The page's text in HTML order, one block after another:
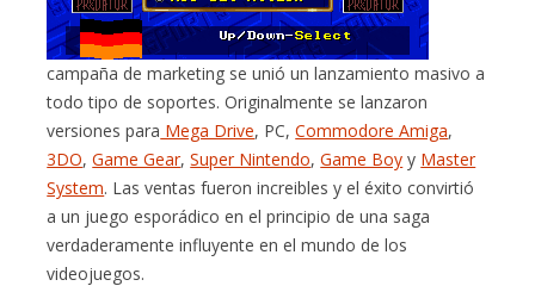
campaña de marketing se unió un lanzamiento masivo a
todo tipo de soportes. Originalmente se lanzaron
versiones para Mega Drive, PC,Commodore Amiga,
3DO,Game Gear,Super Nintendo,Game Boy y Master
System. Las ventas fueron increibles y el éxito convirtió
a un juego esporádico en el principio de una saga
verdaderamente influyente en el mundo de los
videojuegos.